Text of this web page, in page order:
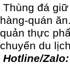
Thùng đá
hàng-quán
quản thực
chuyến du
Hotline/